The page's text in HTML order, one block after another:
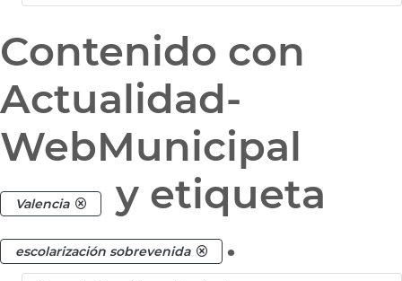
Contenido con
Actualidad-
WebMunicipal
Valencia y etiqueta
escolarización sobrevenida .